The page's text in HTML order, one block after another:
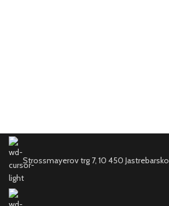
Strossmayerov trg 7, 10 450 Jastrebarsko